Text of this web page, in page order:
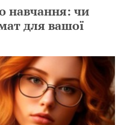
навчання: чи
для вашої